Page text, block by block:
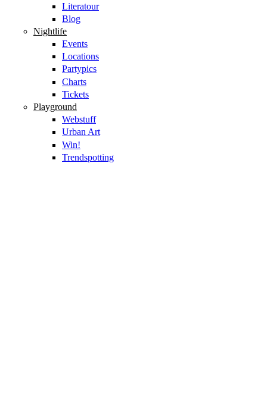
Literatour
Blog
Nightlife
Events
Locations
Partypics
Charts
Tickets
Playground
Webstuff
Urban Art
Win!
Trendspotting